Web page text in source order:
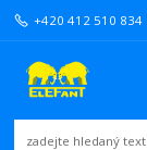
+420 412 510 834